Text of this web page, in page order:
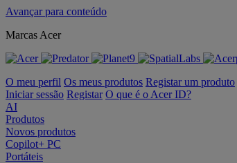
Avançar para conteúdo
Marcas Acer
O meu perfil Os meus produtos Registar um produto
Iniciar sessão Registar O que é o Acer ID?
AI
Produtos
Novos produtos
Copilot+ PC
Portáteis